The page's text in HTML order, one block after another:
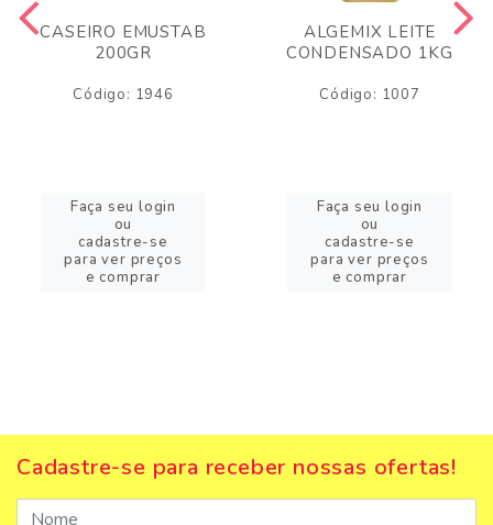
CASEIRO EMUSTAB
200GR
Código: 1946
Faça seu login
ou
cadastre-se
para ver preços
e comprar
ALGEMIX LEITE
CONDENSADO 1KG
Código: 1007
Faça seu login
ou
cadastre-se
para ver preços
e comprar
Cadastre-se para receber nossas ofertas!